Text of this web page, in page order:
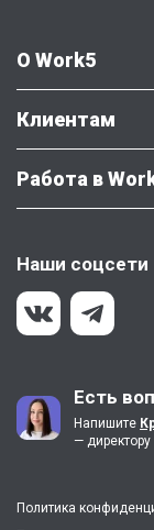
О Work5
Клиентам
Работа в
Наши соцсети
Есть
Напишите
— директору
Политика